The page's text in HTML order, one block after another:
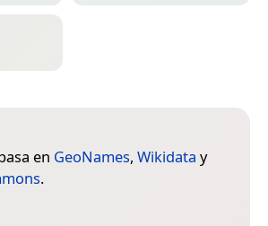
en GeoNames, Wikidata y
.